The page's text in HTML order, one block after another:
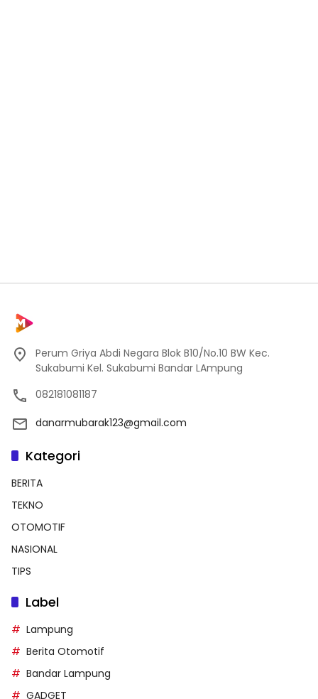
Perum Griya Abdi Negara Blok B10/No.10 BW Kec.
Sukabumi Kel. Sukabumi Bandar LAmpung
082181081187
danarmubarak123@gmail.com
Kategori
BERITA
TEKNO
OTOMOTIF
NASIONAL
TIPS
Label
Lampung
Berita Otomotif
Bandar Lampung
GADGET